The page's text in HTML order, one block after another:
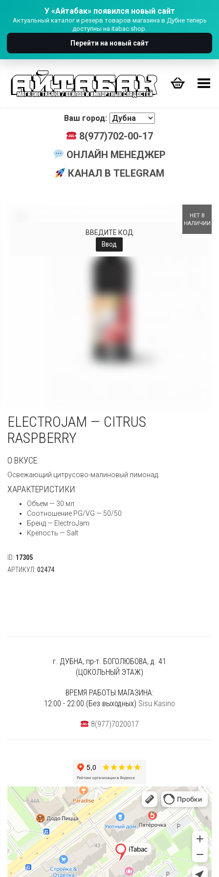
У «Айтабак» появился новый сайт
Актуальный каталог и резерв товаров магазина в Дубне теперь
доступны на itabac.shop.
Перейти на новый сайт
Переключить Меню
Ваш город:
8(977)702-00-17
ОНЛАЙН МЕНЕДЖЕР
КАНАЛ В TELEGRAM
НЕТ В
НАЛИЧИИ
ВВЕДИТЕ КОД
Ввод
ELECTROJAM — CITRUS
RASPBERRY
О ВКУСЕ:
Освежающий цитрусово-малиновый лимонад.
ХАРАКТЕРИСТИКИ:
Объем — 30 мл
Соотношение PG/VG — 50/50
Бренд — ElectroJam
Крепость — Salt
ID: 17305
АРТИКУЛ: 02474
г. ДУБНА, пр-т. БОГОЛЮБОВА, д. 41
(ЦОКОЛЬНЫЙ ЭТАЖ)
ВРЕМЯ РАБОТЫ МАГАЗИНА:
12:00 - 22:00 (Без выходных) Sisu Kasino
8(977)7020017